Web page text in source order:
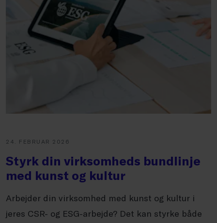
24. FEBRUAR 2026
Styrk din virksomheds bundlinje
med kunst og kultur
Arbejder din virksomhed med kunst og kultur i
jeres CSR- og ESG-arbejde? Det kan styrke både